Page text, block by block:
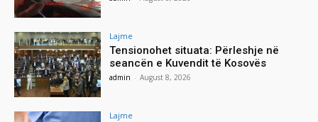
Lajme
Tensionohet situata: Përleshje në
seancën e Kuvendit të Kosovës
admin - August 8, 2026
Lajme